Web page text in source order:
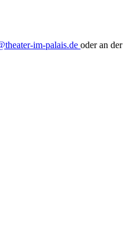
im-palais.deoder an der